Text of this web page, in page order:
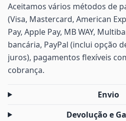
Aceitamos vários métodos de
(Visa, Mastercard, American
Pay, Apple Pay, MB WAY,
bancária, PayPal (inclui opção
juros), pagamentos flexíveis
cobrança.
Envio
Devolução e